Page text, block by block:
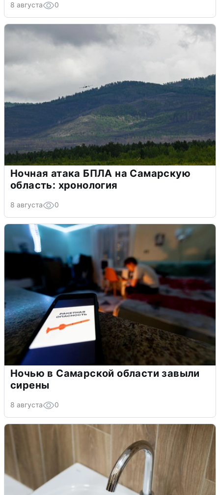
8 августа 0
Ночная атака БПЛА на Самарскую
область: хронология
8 августа 0
Ночью в Самарской области завыли
сирены
8 августа 0